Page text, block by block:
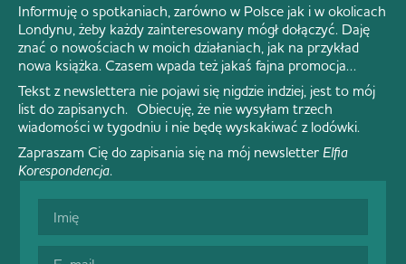
Informuję o spotkaniach, zarówno w Polsce jak i w okolicach
Londynu, żeby każdy zainteresowany mógł dołączyć. Daję
znać o nowościach w moich działaniach, jak na przykład
nowa książka. Czasem wpada też jakaś fajna promocja…
Tekst z newslettera nie pojawi się nigdzie indziej, jest to mój
list do zapisanych. Obiecuję, że nie wysyłam trzech
wiadomości w tygodniu i nie będę wyskakiwać z lodówki.
Zapraszam Cię do zapisania się na mój newsletter Elfia
Korespondencja.